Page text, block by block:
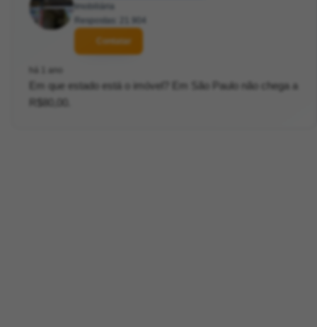
Imobiliária
Respostas: 21.904
Contatar
há 1 ano
Em que estado está o imóvel? Em São Paulo não chega a